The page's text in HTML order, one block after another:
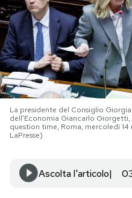
PODCAST
NEWSLETTER
I MIEI PREFERITI
SHOP
La presidente del Consiglio
dell'Economia Giancarlo Giorgetti,
question time, Roma, mercoledì
LaPresse)
Ascolta l'articolo